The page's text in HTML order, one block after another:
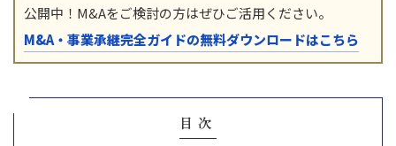
公開中！M&Aをご検討の方はぜひご活用ください。
M&A・事業承継完全ガイドの無料ダウンロードはこちら
目次